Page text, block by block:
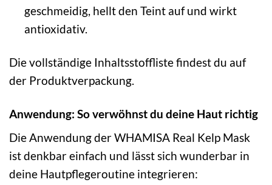
geschmeidig, hellt den Teint auf und wirkt
antioxidativ.
Die vollständige Inhaltsstoffliste findest du auf
der Produktverpackung.
Anwendung: So verwöhnst du deine Haut richtig
Die Anwendung der WHAMISA Real Kelp Mask
ist denkbar einfach und lässt sich wunderbar in
deine Hautpflegeroutine integrieren: